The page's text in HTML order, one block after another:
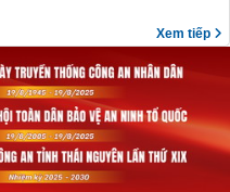
Xem tiếp